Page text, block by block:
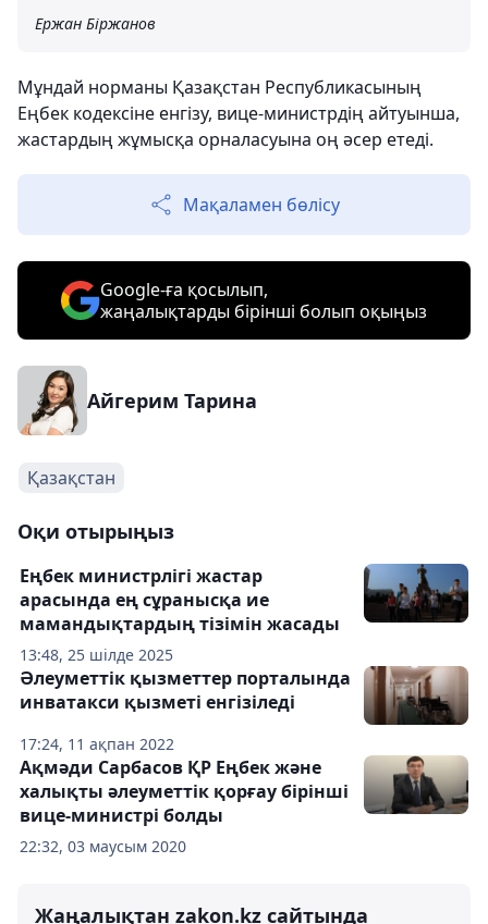
Ержан Біржанов
Мұндай норманы Қазақстан Республикасының
Еңбек кодексіне енгізу, вице-министрдің айтуынша,
жастардың жұмысқа орналасуына оң әсер етеді.
Мақаламен бөлісу
Google-ға қосылып,
жаңалықтарды бірінші болып оқыңыз
Айгерим Тарина
Қазақстан
Оқи отырыңыз
13:48, 25 шілде 2025
Еңбек министрлігі жастар
арасында ең сұранысқа ие
мамандықтардың тізімін жасады
17:24, 11 ақпан 2022
Әлеуметтік қызметтер порталында
инватакси қызметі енгізіледі
22:32, 03 маусым 2020
Ақмәди Сарбасов ҚР Еңбек және
халықты әлеуметтік қорғау бірінші
вице-министрі болды
Жаңалықтан zakon.kz сайтында